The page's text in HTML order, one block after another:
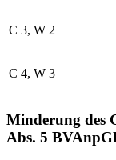
C 3, W 2
C 4, W 3
Minderung des
Abs. 5